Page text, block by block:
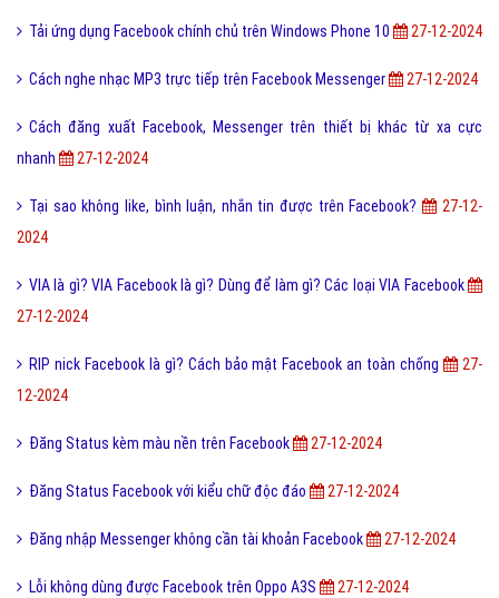
Tải ứng dụng Facebook chính chủ trên Windows Phone 10 27-12-2024
Cách nghe nhạc MP3 trực tiếp trên Facebook Messenger 27-12-2024
Cách đăng xuất Facebook, Messenger trên thiết bị khác từ xa cực
nhanh
27-12-2024
Tại sao không like, bình luận, nhắn tin được trên Facebook?
27-12-
2024
VIA là gì? VIA Facebook là gì? Dùng để làm gì? Các loại VIA Facebook
27-12-2024
RIP nick Facebook là gì? Cách bảo mật Facebook an toàn chống
27-
12-2024
Đăng Status kèm màu nền trên Facebook 27-12-2024
Đăng Status Facebook với kiểu chữ độc đáo 27-12-2024
Đăng nhập Messenger không cần tài khoản Facebook 27-12-2024
Lỗi không dùng được Facebook trên Oppo A3S 27-12-2024